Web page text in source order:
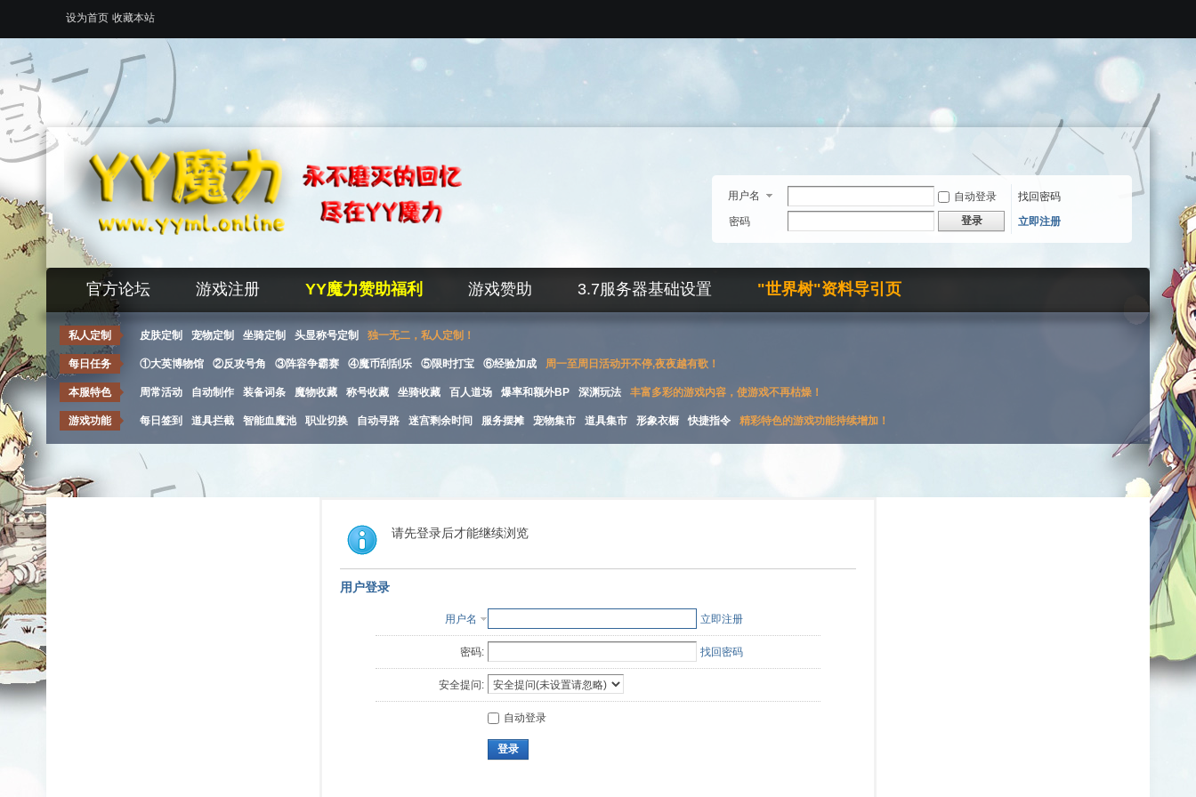
设为首页 收藏本站
用户名 自动登录
找回密码
密码
登录 立即注册
官方论坛 游戏注册 YY魔力赞助福利 游戏赞助 3.7服务器基础设置 "世界树"资料导引页
私人定制 皮肤定制 宠物定制 坐骑定制 头显称号定制 独一无二，私人定制！
每日任务 ①大英博物馆 ②反攻号角 ③阵容争霸赛 ④魔币刮刮乐 ⑤限时打宝 ⑥经验加成 周一至周日活动开不停,夜夜越有歌！
本服特色 周常活动 自动制作 装备词条 魔物收藏 称号收藏 坐骑收藏 百人道场 爆率和额外BP 深渊玩法 丰富多彩的游戏内容，使游戏不再枯燥！
游戏功能 每日签到 道具拦截 智能血魔池 职业切换 自动寻路 迷宫剩余时间 服务摆摊 宠物集市 道具集市 形象衣橱 快捷指令 精彩特色的游戏功能持续增加！
请先登录后才能继续浏览
用户登录
用户名 立即注册
密码: 找回密码
安全提问:
自动登录
登录